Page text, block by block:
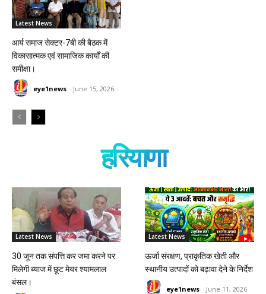
Latest News
आर्य समाज सेक्टर-7बी की बैठक में
विकासात्मक एवं सामाजिक कार्यों की
समीक्षा।
eye1news - June 15, 2026
हरियाणा
Latest News
30 जून तक संपत्ति कर जमा करने पर
मिलेगी ब्याज में छूट मेयर श्यामलाल
बंसल।
Latest News
ऊर्जा संरक्षण, प्राकृतिक खेती और
स्थानीय उत्पादों को बढ़ावा देने के निर्देश
eye1news - June 11, 2026